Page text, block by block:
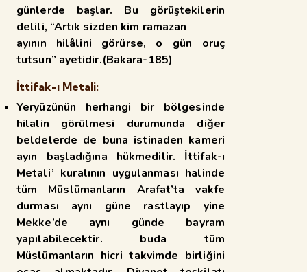
günlerde başlar. Bu görüştekilerin
delili, “Artık sizden kim ramazan
ayının hilâlini görürse, o gün oruç
tutsun” ayetidir.(Bakara-185)
İttifak-ı Metali:
Yeryüzünün herhangi bir bölgesinde
hilalin görülmesi durumunda diğer
beldelerde de buna istinaden kameri
ayın başladığına hükmedilir. İttifak-ı
Metali’ kuralının uygulanması halinde
tüm Müslümanların Arafat’ta vakfe
durması aynı güne rastlayıp yine
Mekke’de aynı günde bayram
yapılabilecektir. buda tüm
Müslümanların hicri takvimde birliğini